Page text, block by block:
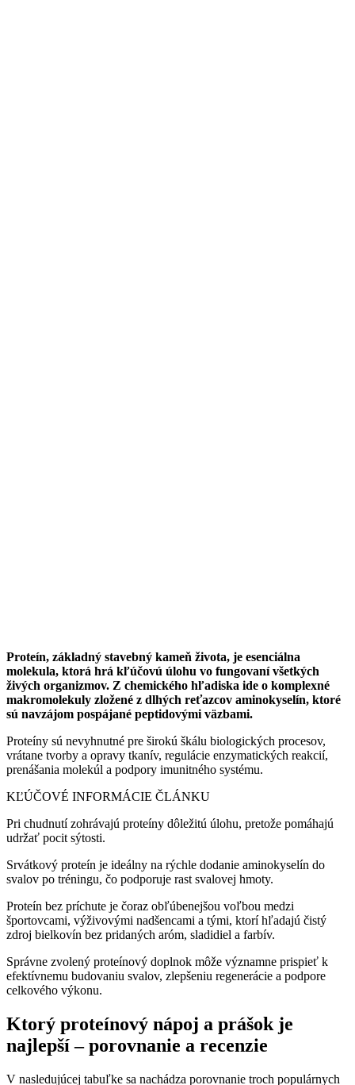
Proteín, základný stavebný kameň života, je esenciálna
molekula, ktorá hrá kľúčovú úlohu vo fungovaní všetkých
živých organizmov. Z chemického hľadiska ide o komplexné
makromolekuly zložené z dlhých reťazcov aminokyselín, ktoré
sú navzájom pospájané peptidovými väzbami.
Proteíny sú nevyhnutné pre širokú škálu biologických procesov,
vrátane tvorby a opravy tkanív, regulácie enzymatických reakcií,
prenášania molekúl a podpory imunitného systému.
KĽÚČOVÉ INFORMÁCIE ČLÁNKU
Pri chudnutí zohrávajú proteíny dôležitú úlohu, pretože pomáhajú
udržať pocit sýtosti.
Srvátkový proteín je ideálny na rýchle dodanie aminokyselín do
svalov po tréningu, čo podporuje rast svalovej hmoty.
Proteín bez príchute je čoraz obľúbenejšou voľbou medzi
športovcami, výživovými nadšencami a tými, ktorí hľadajú čistý
zdroj bielkovín bez pridaných aróm, sladidiel a farbív.
Správne zvolený proteínový doplnok môže významne prispieť k
efektívnemu budovaniu svalov, zlepšeniu regenerácie a podpore
celkového výkonu.
Ktorý proteínový nápoj a prášok je
najlepší – porovnanie a recenzie
V nasledujúcej tabuľke sa nachádza porovnanie troch populárnych